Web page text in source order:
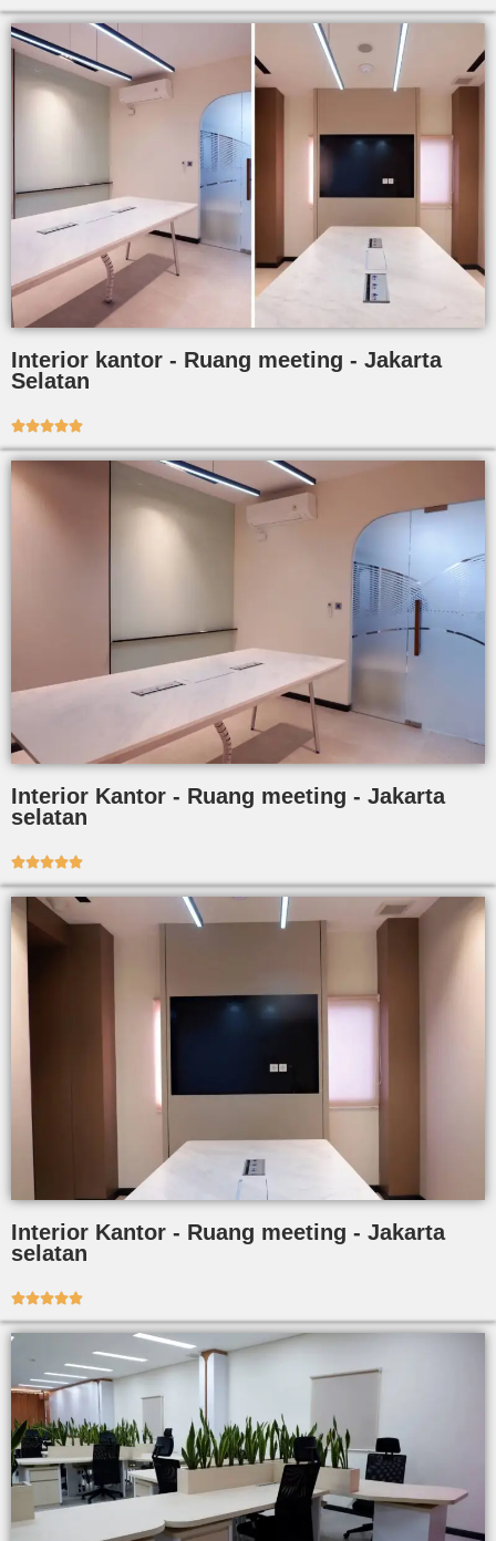
Interior kantor - Ruang meeting - Jakarta
Selatan

Interior Kantor - Ruang meeting - Jakarta
selatan

Interior Kantor - Ruang meeting - Jakarta
selatan
